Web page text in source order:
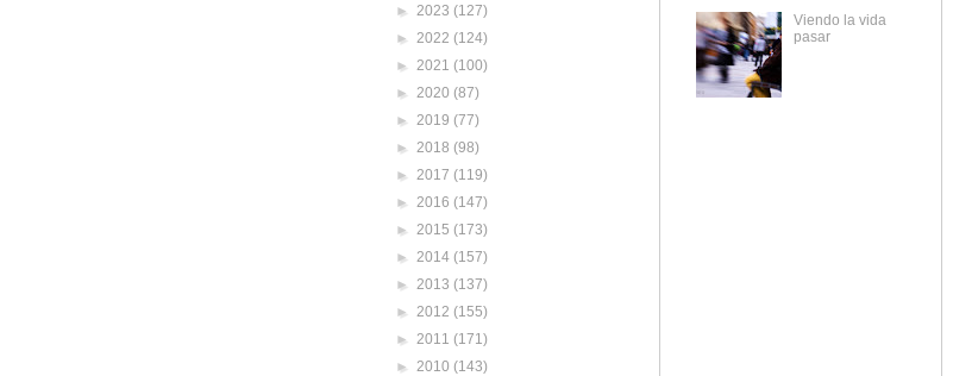
► 2023 (127)
► 2022 (124)
► 2021 (100)
► 2020 (87)
► 2019 (77)
► 2018 (98)
► 2017 (119)
► 2016 (147)
► 2015 (173)
► 2014 (157)
► 2013 (137)
► 2012 (155)
► 2011 (171)
► 2010 (143)
Viendo la vida
pasar